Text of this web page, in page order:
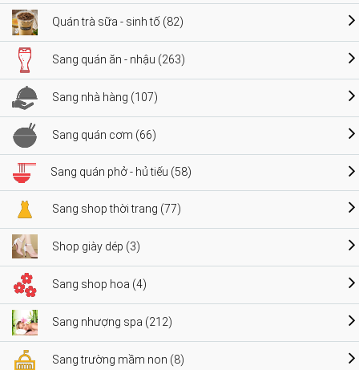
Quán trà sữa - sinh tố (82)
Sang quán ăn - nhậu (263)
Sang nhà hàng (107)
Sang quán cơm (66)
Sang quán phở - hủ tiếu (58)
Sang shop thời trang (77)
Shop giày dép (3)
Sang shop hoa (4)
Sang nhượng spa (212)
Sang trường mầm non (8)